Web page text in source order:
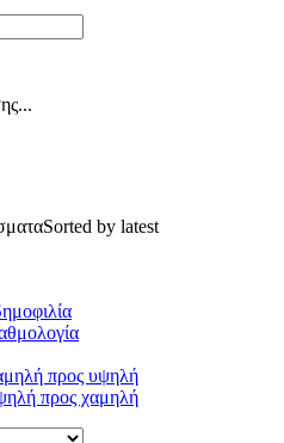
Sorted by latest
προς υψηλή
προς χαμηλή